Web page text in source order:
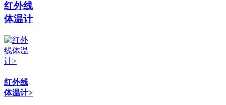
红外线
体温计
红外线
体温计>